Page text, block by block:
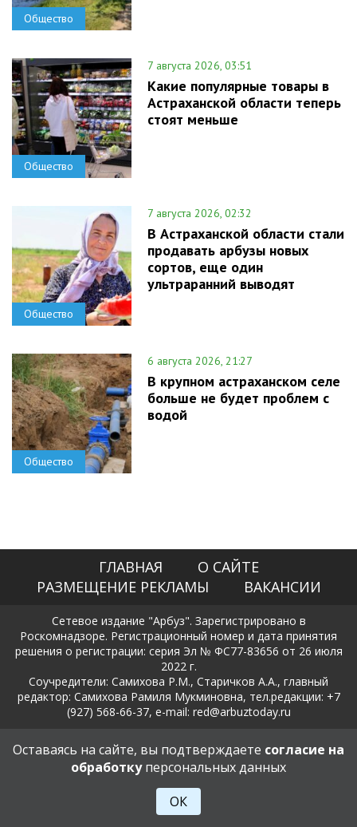
Общество
Общество
7 августа 2026, 03:51
Какие популярные товары в
Астраханской области теперь
стоят меньше
Общество
7 августа 2026, 02:32
В Астраханской области стали
продавать арбузы новых
сортов, еще один
ультраранний выводят
Общество
6 августа 2026, 21:27
В крупном астраханском селе
больше не будет проблем с
водой
ГЛАВНАЯ
О САЙТЕ
РАЗМЕЩЕНИЕ РЕКЛАМЫ
ВАКАНСИИ
Сетевое издание "Арбуз". Зарегистрировано в
Роскомнадзоре. Регистрационный номер и дата принятия
решения о регистрации: серия Эл № ФС77-83656 от 26 июля
2022 г.
Соучредители: Самихова Р.М., Старичков А.А., главный
редактор: Самихова Рамиля Мукминовна, тел.редакции: +7
(927) 568-66-37, e-mail: red@arbuztoday.ru
Политика в отношении обработки и защиты персональных
данных
18+
Оставаясь на сайте, вы подтверждаете согласие на
обработкуперсональных данных
ОК